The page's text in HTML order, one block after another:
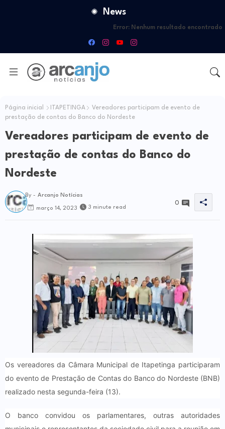
News
Error: Nenhum resultado encontrado
Página inicial ITAPETINGA
Vereadores participam de evento de
prestação de contas do Banco do Nordeste
Vereadores participam de evento de
prestação de contas do Banco do
Nordeste
By - Arcanjo Notícias
março 14, 2023 3 minute read
0
Os vereadores da Câmara Municipal de Itapetinga participaram
do evento de Prestação de Contas do Banco do Nordeste (BNB)
realizado nesta segunda-feira (13).
O banco convidou os parlamentares, outras autoridades